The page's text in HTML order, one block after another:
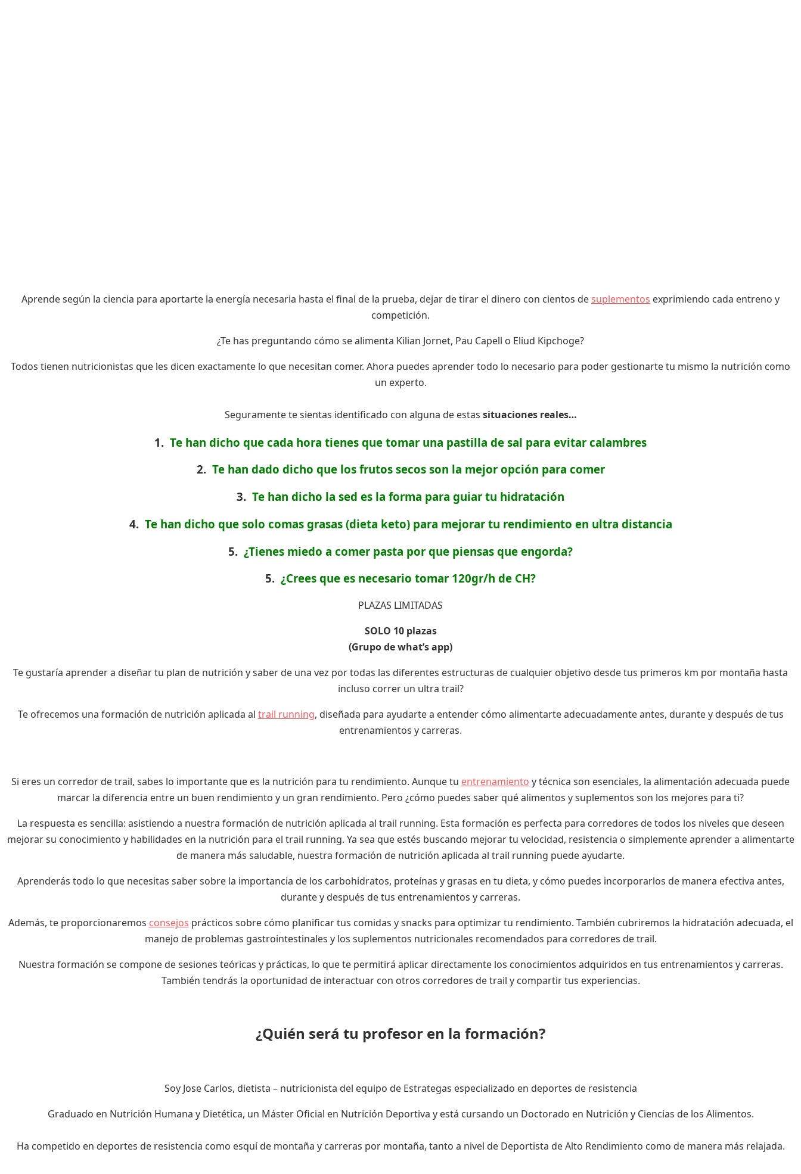
Aprende según la ciencia para aportarte la energía necesaria hasta el final de la prueba, dejar de tirar el dinero con cientos desuplementos exprimiendo cada entreno y
competición.
¿Te has preguntando cómo se alimenta Kilian Jornet, Pau Capell o Eliud Kipchoge?
Todos tienen nutricionistas que les dicen exactamente lo que necesitan comer. Ahora puedes aprender todo lo necesario para poder gestionarte tu mismo la nutrición como
un experto.
Seguramente te sientas identificado con alguna de estas situacionesreales…
1. Te han dicho que cada hora tienes que tomar una pastilla de sal para evitar calambres
2. Te han dado dicho que los frutos secos son la mejor opción para comer
3. Te han dicho la sed es la forma para guiar tu hidratación
4. Te han dicho que solo comas grasas (dieta keto) para mejorar tu rendimiento en ultra distancia
5. ¿Tienes miedo a comer pasta por que piensas que engorda?
5. ¿Crees que es necesario tomar 120gr/h de CH?
PLAZAS LIMITADAS
SOLO 10 plazas
(Grupo de what’s app)
Te gustaría aprender a diseñar tu plan de nutrición y saber de una vez por todas las diferentes estructuras de cualquier objetivo desde tus primeros km por montaña hasta
incluso correr un ultra trail?
Te ofrecemos una formación de nutrición aplicada al trail running, diseñada para ayudarte a entender cómo alimentarte adecuadamente antes, durante y después de tus
entrenamientos y carreras.
Si eres un corredor de trail, sabes lo importante que es la nutrición para tu rendimiento. Aunque tu entrenamiento y técnica son esenciales, la alimentación adecuada puede
marcar la diferencia entre un buen rendimiento y un gran rendimiento. Pero ¿cómo puedes saber qué alimentos y suplementos son los mejores para ti?
La respuesta es sencilla: asistiendo a nuestra formación de nutrición aplicada al trail running. Esta formación es perfecta para corredores de todos los niveles que deseen
mejorar su conocimiento y habilidades en la nutrición para el trail running. Ya sea que estés buscando mejorar tu velocidad, resistencia o simplemente aprender a alimentarte
de manera más saludable, nuestra formación de nutrición aplicada al trail running puede ayudarte.
Aprenderás todo lo que necesitas saber sobre la importancia de los carbohidratos, proteínas y grasas en tu dieta, y cómo puedes incorporarlos de manera efectiva antes,
durante y después de tus entrenamientos y carreras.
Además, te proporcionaremos consejos prácticos sobre cómo planificar tus comidas y snacks para optimizar tu rendimiento. También cubriremos la hidratación adecuada, el
manejo de problemas gastrointestinales y los suplementos nutricionales recomendados para corredores de trail.
Nuestra formación se compone de sesiones teóricas y prácticas, lo que te permitirá aplicar directamente los conocimientos adquiridos en tus entrenamientos y carreras.
También tendrás la oportunidad de interactuar con otros corredores de trail y compartir tus experiencias.
¿Quién será tu profesor en la formación?
Soy Jose Carlos, dietista – nutricionista del equipo de Estrategas especializado en deportes de resistencia
Graduado en Nutrición Humana y Dietética, un Máster Oficial en Nutrición Deportiva y está cursando un Doctorado en Nutrición y Ciencias de los Alimentos.
Ha competido en deportes de resistencia como esquí de montaña y carreras por montaña, tanto a nivel de Deportista de Alto Rendimiento como de manera más relajada.